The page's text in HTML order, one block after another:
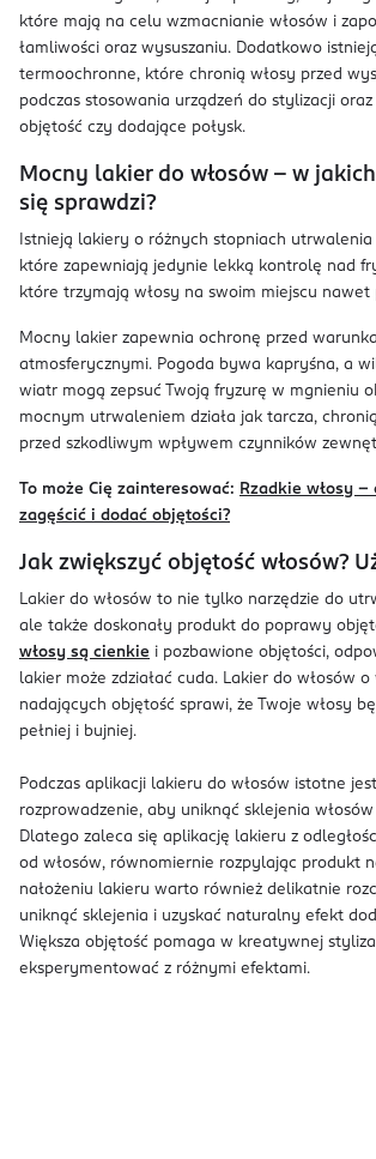
które mają na celu wzmacnianie włosów i
łamliwości oraz wysuszaniu. Dodatkowo
termoochronne, które chronią włosy przed
podczas stosowania urządzeń do stylizacji
objętość czy dodające połysk.
Mocny lakier do włosów – w
się sprawdzi?
Istnieją lakiery o różnych stopniach
które zapewniają jedynie lekką kontrolę nad
które trzymają włosy na swoim miejscu nawet
Mocny lakier zapewnia ochronę przed
atmosferycznymi. Pogoda bywa kapryśna, a
wiatr mogą zepsuć Twoją fryzurę w mgnieniu
mocnym utrwaleniem działa jak tarcza,
przed szkodliwym wpływem czynników
To może Cię zainteresować: Rzadkie włosy –
zagęścić i dodać objętości?
Jak zwiększyć objętość włosów?
Lakier do włosów to nie tylko narzędzie do
ale także doskonały produkt do poprawy
włosy są cienkie i pozbawione objętości,
lakier może zdziałać cuda. Lakier do włosów o
nadających objętość sprawi, że Twoje włosy
pełniej i bujniej.
Podczas aplikacji lakieru do włosów istotne
rozprowadzenie, aby uniknąć sklejenia
Dlatego zaleca się aplikację lakieru z
od włosów, równomiernie rozpylając produkt
nałożeniu lakieru warto również delikatnie
uniknąć sklejenia i uzyskać naturalny efekt
Większa objętość pomaga w kreatywnej
eksperymentować z różnymi efektami.